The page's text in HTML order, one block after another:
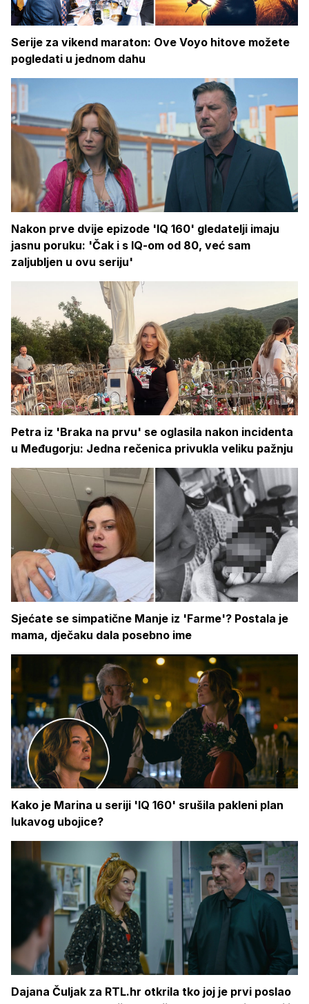
Serije za vikend maraton: Ove Voyo hitove možete
pogledati u jednom dahu
Nakon prve dvije epizode 'IQ 160' gledatelji imaju
jasnu poruku: 'Čak i s IQ-om od 80, već sam
zaljubljen u ovu seriju'
Petra iz 'Braka na prvu' se oglasila nakon incidenta
u Međugorju: Jedna rečenica privukla veliku pažnju
Sjećate se simpatične Manje iz 'Farme'? Postala je
mama, dječaku dala posebno ime
Kako je Marina u seriji 'IQ 160' srušila pakleni plan
lukavog ubojice?
Dajana Čuljak za RTL.hr otkrila tko joj je prvi poslao